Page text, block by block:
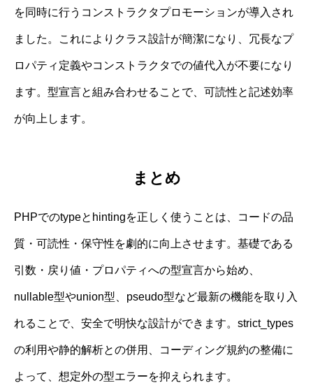
を同時に行うコンストラクタプロモーションが導入され
ました。これによりクラス設計が簡潔になり、冗長なプ
ロパティ定義やコンストラクタでの値代入が不要になり
ます。型宣言と組み合わせることで、可読性と記述効率
が向上します。
まとめ
PHPでのtypeとhintingを正しく使うことは、コードの品
質・可読性・保守性を劇的に向上させます。基礎である
引数・戻り値・プロパティへの型宣言から始め、
nullable型やunion型、pseudo型など最新の機能を取り入
れることで、安全で明快な設計ができます。strict_types
の利用や静的解析との併用、コーディング規約の整備に
よって、想定外の型エラーを抑えられます。